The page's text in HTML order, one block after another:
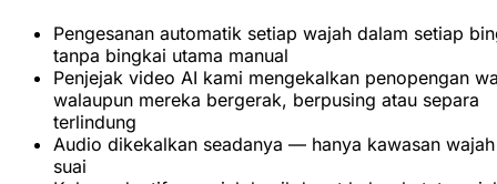
Pengesanan automatik setiap wajah dalam setiap
tanpa bingkai utama manual
Penjejak video AI kami mengekalkan penopengan
walaupun mereka bergerak, berpusing atau separa
terlindung
Audio dikekalkan seadanya — hanya kawasan
suai